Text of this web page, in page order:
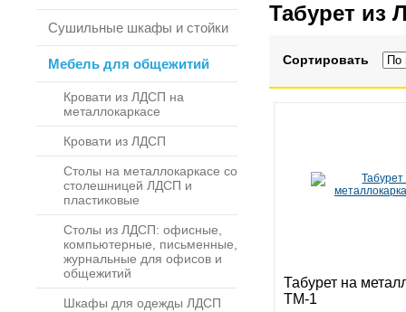
Сушильные шкафы и стойки
Мебель для общежитий
Кровати из ЛДСП на
металлокаркасе
Кровати из ЛДСП
Столы на металлокаркасе со
столешницей ЛДСП и
пластиковые
Столы из ЛДСП: офисные,
компьютерные, письменные,
журнальные для офисов и
общежитий
Шкафы для одежды ЛДСП
Табурет из
Сортировать
Табурет на
ТМ-1